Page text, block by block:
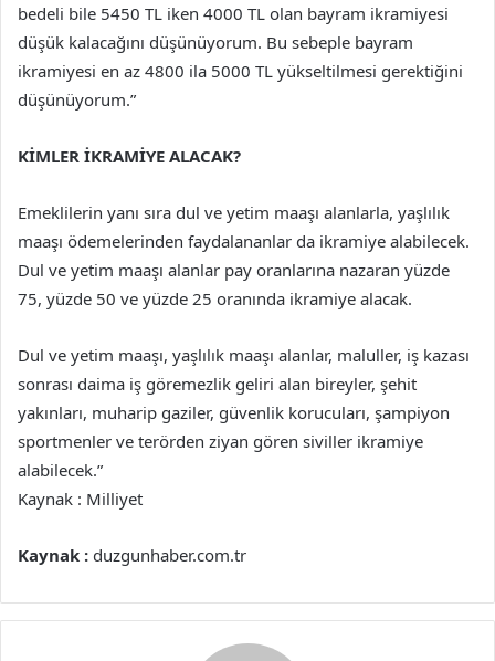
bedeli bile 5450 TL iken 4000 TL olan bayram ikramiyesi
düşük kalacağını düşünüyorum. Bu sebeple bayram
ikramiyesi en az 4800 ila 5000 TL yükseltilmesi gerektiğini
düşünüyorum.”
KİMLER İKRAMİYE ALACAK?
Emeklilerin yanı sıra dul ve yetim maaşı alanlarla, yaşlılık
maaşı ödemelerinden faydalananlar da ikramiye alabilecek.
Dul ve yetim maaşı alanlar pay oranlarına nazaran yüzde
75, yüzde 50 ve yüzde 25 oranında ikramiye alacak.
Dul ve yetim maaşı, yaşlılık maaşı alanlar, maluller, iş kazası
sonrası daima iş göremezlik geliri alan bireyler, şehit
yakınları, muharip gaziler, güvenlik korucuları, şampiyon
sportmenler ve terörden ziyan gören siviller ikramiye
alabilecek.”
Kaynak : Milliyet
Kaynak : duzgunhaber.com.tr